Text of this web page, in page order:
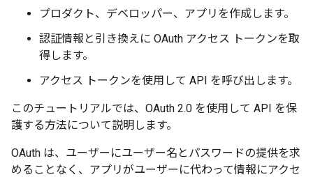
プロダクト、デベロッパー、アプリを作成します。
認証情報と引き換えに OAuth アクセス トークンを取
得します。
アクセス トークンを使用して API を呼び出します。
このチュートリアルでは、OAuth 2.0 を使用して API を保
護する方法について説明します。
OAuth は、ユーザーにユーザー名とパスワードの提供を求
めることなく、アプリがユーザーに代わって情報にアクセ